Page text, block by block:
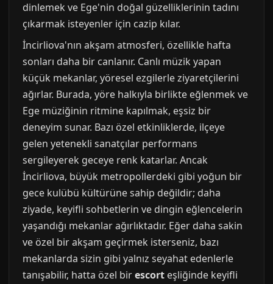
dinlemek ve Ege'nin doğal güzelliklerinin tadını
çıkarmak isteyenler için cazip kılar.
İncirliova'nın akşam atmosferi, özellikle hafta
sonları daha bir canlanır. Canlı müzik yapan
küçük mekanlar, yöresel ezgilerle ziyaretçilerini
ağırlar. Burada, yöre halkıyla birlikte eğlenmek ve
Ege müziğinin ritmine kapılmak, eşsiz bir
deneyim sunar. Bazı özel etkinliklerde, ilçeye
gelen yetenekli sanatçılar performans
sergileyerek geceye renk katarlar. Ancak
İncirliova, büyük metropollerdeki gibi yoğun bir
gece kulübü kültürüne sahip değildir; daha
ziyade, keyifli sohbetlerin ve dingin eğlencelerin
yaşandığı mekanlar ağırlıktadır. Eğer daha sakin
ve özel bir akşam geçirmek isterseniz, bazı
mekanlarda sizin gibi yalnız seyahat edenlerle
tanışabilir, hatta özel birescort eşliğinde keyifli